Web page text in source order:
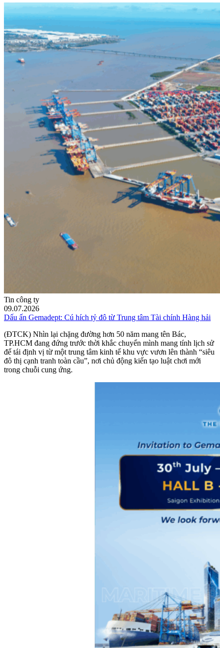
Tin công ty
09.07.2026
Dấu ấn Gemadept: Cú hích tỷ đô từ Trung tâm Tài chính Hàng hải
(ĐTCK) Nhìn lại chặng đường hơn 50 năm mang tên Bác,
TP.HCM đang đứng trước thời khắc chuyển mình mang tính lịch sử
để tái định vị từ một trung tâm kinh tế khu vực vươn lên thành “siêu
đô thị cạnh tranh toàn cầu”, nơi chủ động kiến tạo luật chơi mới
trong chuỗi cung ứng.